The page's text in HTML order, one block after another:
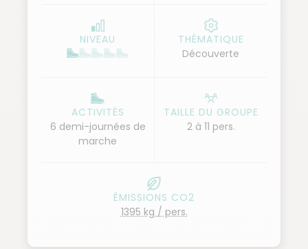
rejoignons le plateau de la vallée Blanche
débouchant sur la somptueuse passe de Tifoujar.
NIVEAU
THÉMATIQUE
Découverte
ACTIVITÉS
6 demi-journées de
marche
TAILLE DU GROUPE
2 à 11 pers.
ÉMISSIONS CO2
1395 kg / pers.